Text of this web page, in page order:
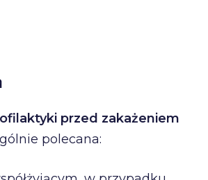
przed zakażeniem
polecana: